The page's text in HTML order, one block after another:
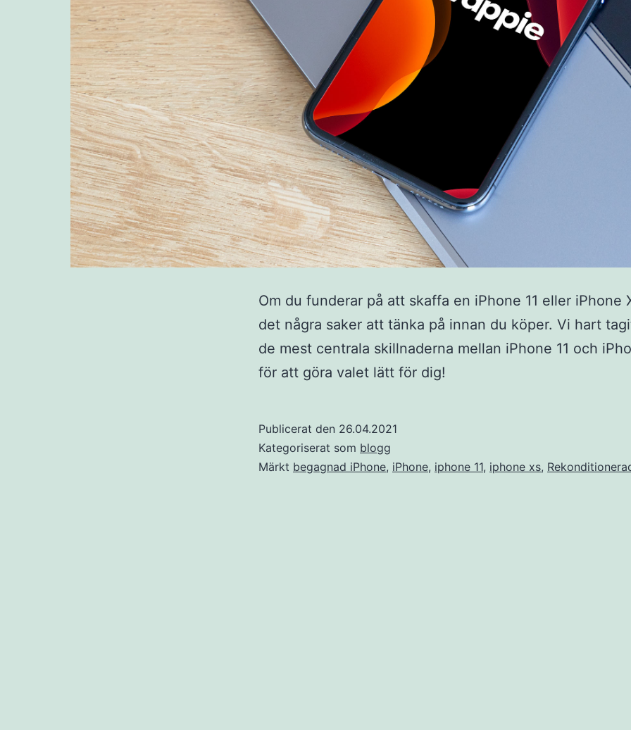
Om du funderar på att skaffa en iPhone 11 eller iPhone
det några saker att tänka på innan du köper. Vi hart
de mest centrala skillnaderna mellan iPhone 11 och
för att göra valet lätt för dig!
Publicerat den 26.04.2021
Kategoriserat som blogg
Märkt begagnad iPhone, iPhone, iphone 11, iphone xs,